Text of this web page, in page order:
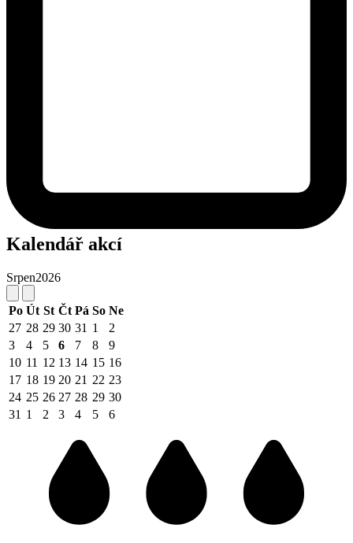
Kalendář akcí
Srpen2026
Po Út St Čt Pá So Ne
27 28 29 30 31 1
2
3
4 5 6 7 8
9
10 11 12 13 14 15 16
17 18 19 20 21 22 23
24 25 26 27 28 29 30
31 1 2 3 4 5 6